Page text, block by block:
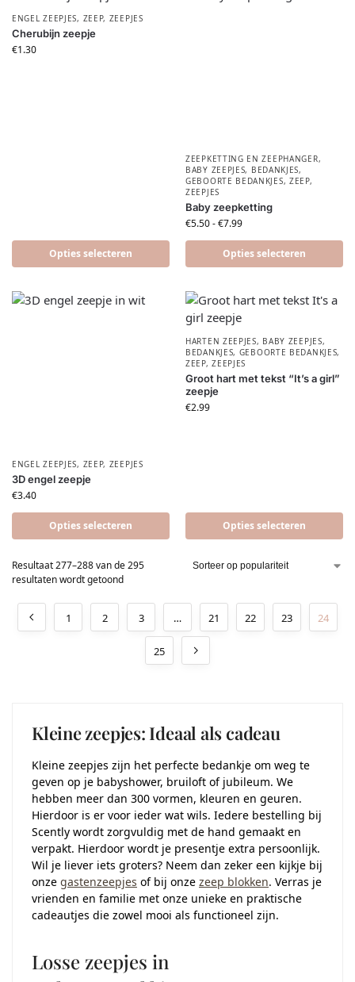
ENGEL ZEEPJES, ZEEP, ZEEPJES
Cherubijn zeepje
€1.30
Opties selecteren
ZEEPKETTING EN ZEEPHANGER,
BABY ZEEPJES, BEDANKJES,
GEBOORTE BEDANKJES,ZEEP,
ZEEPJES
Baby zeepketting
€5.50-€7.99
Opties selecteren
ENGEL ZEEPJES, ZEEP, ZEEPJES
3D engel zeepje
€3.40
Opties selecteren
HARTEN ZEEPJES, BABY ZEEPJES,
BEDANKJES, GEBOORTE BEDANKJES,
ZEEP,ZEEPJES
Groot hart met tekst “It’s a girl”
zeepje
€2.99
Opties selecteren
Resultaat 277–288 van de 295
resultaten wordt getoond
1 2 3 … 21 22 23 24
25
Kleine zeepjes: Ideaal als cadeau
Kleine zeepjes zijn het perfecte bedankje om weg te
geven op je babyshower, bruiloft of jubileum. We
hebben meer dan 300 vormen, kleuren en geuren.
Hierdoor is er voor ieder wat wils. Iedere bestelling bij
Scently wordt zorgvuldig met de hand gemaakt en
verpakt. Hierdoor wordt je presentje extra persoonlijk.
Wil je liever iets groters? Neem dan zeker een kijkje bij
onze gastenzeepjes of bij onze zeep blokken. Verras je
vrienden en familie met onze unieke en praktische
cadeautjes die zowel mooi als functioneel zijn.
Losse zeepjes in